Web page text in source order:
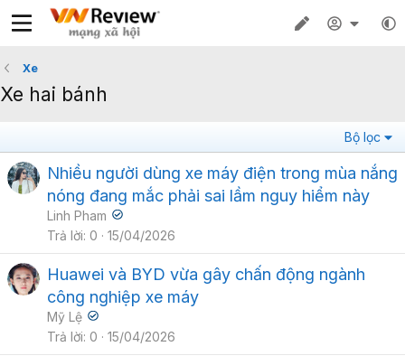
Xe
Xe hai bánh
Bộ lọc
Nhiều người dùng xe máy điện trong mùa nắng
nóng đang mắc phải sai lầm nguy hiểm này
Linh Pham
Trả lời 0 15/04/2026
Huawei và BYD vừa gây chấn động ngành
công nghiệp xe máy
Mỹ Lệ
Trả lời 0 15/04/2026